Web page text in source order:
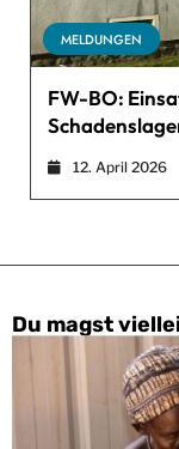
MELDUNGEN
FW-BO:
12. April 2026
Du magst